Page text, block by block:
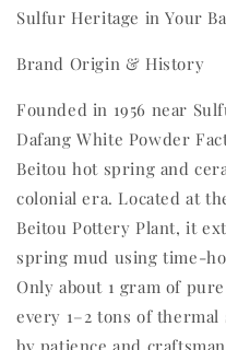
Sulfur Heritage in Your
Brand Origin & History
Founded in 1956 near
Dafang White Powder
Beitou hot spring and
colonial era. Located at
Beitou Pottery Plant, it
spring mud using time-
Only about 1 gram of
every 1–2 tons of
by patience and